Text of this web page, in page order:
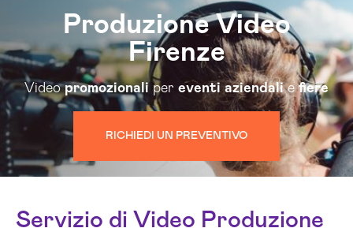
Produzione Video
Firenze
Videopromozionali per eventi aziendaliefiere
RICHIEDI UN PREVENTIVO
Servizio di Video Produzione